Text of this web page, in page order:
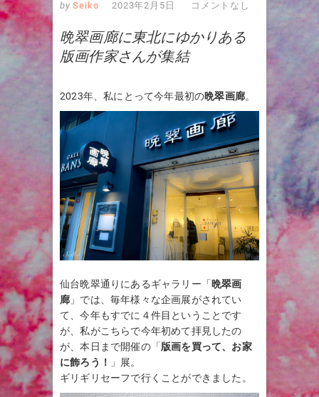
by Seiko 2023年2月5日 コメントなし
晩翠画廊に東北にゆかりある
版画作家さんが集結
2023年、私にとって今年最初の晩翠画廊。
仙台晩翠通りにあるギャラリー「晩翠画
廊 」では、毎年様々な企画展がされてい
て、今年もすでに４件目ということです
が、私がこちらで今年初めて拝見したの
が、本日まで開催の「版画を買って、お家
に飾ろう！
」展。
ギリギリセーフで行くことができました。